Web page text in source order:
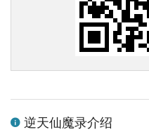
逆天仙魔录介绍